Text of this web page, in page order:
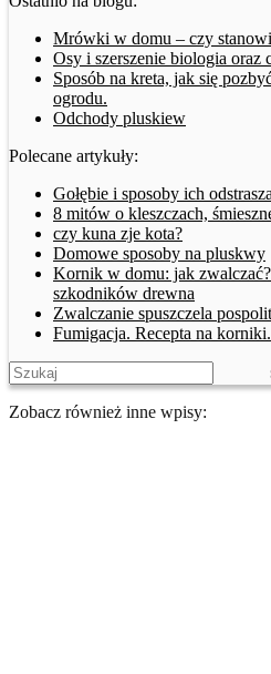
Mrówki w domu – czy
Osy i szerszenie biologia oraz
Sposób na kreta, jak się
ogrodu.
Odchody pluskiew
Polecane artykuły:
Gołębie i sposoby ich
8 mitów o kleszczach,
czy kuna zje kota?
Domowe sposoby na pluskwy
Kornik w domu: jak
szkodników drewna
Zwalczanie spuszczela
Fumigacja. Recepta na korniki.
Zobacz również inne wpisy: